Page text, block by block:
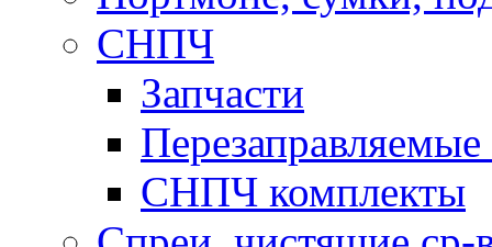
СНПЧ
Запчасти
Перезаправляемые
СНПЧ комплекты